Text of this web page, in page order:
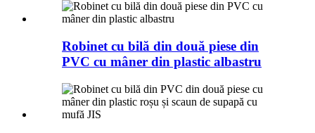
Robinet cu bilă din două piese din
PVC cu mâner din plastic albastru